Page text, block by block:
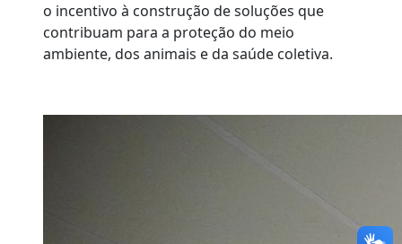
o incentivo à construção de soluções que
contribuam para a proteção do meio
ambiente, dos animais e da saúde coletiva.